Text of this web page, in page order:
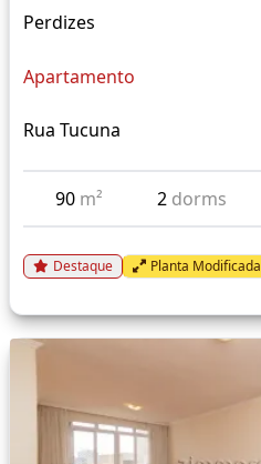
Perdizes
Apartamento
Rua Tucuna
90 m² 2 dorms
Destaque Planta Modificada